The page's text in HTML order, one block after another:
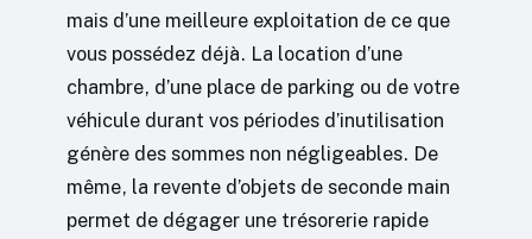
mais d’une meilleure exploitation de ce que
vous possédez déjà. La location d’une
chambre, d’une place de parking ou de votre
véhicule durant vos périodes d’inutilisation
génère des sommes non négligeables. De
même, la revente d’objets de seconde main
permet de dégager une trésorerie rapide